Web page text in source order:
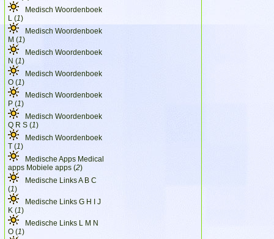
Medisch Woordenboek
L (1)
Medisch Woordenboek
M (1)
Medisch Woordenboek
N (1)
Medisch Woordenboek
O (1)
Medisch Woordenboek
P (1)
Medisch Woordenboek
Q R S (1)
Medisch Woordenboek
T (1)
Medische Apps Medical
apps Mobiele apps (2)
Medische Links A B C
(1)
Medische Links G H I J
K (1)
Medische Links L M N
O (1)